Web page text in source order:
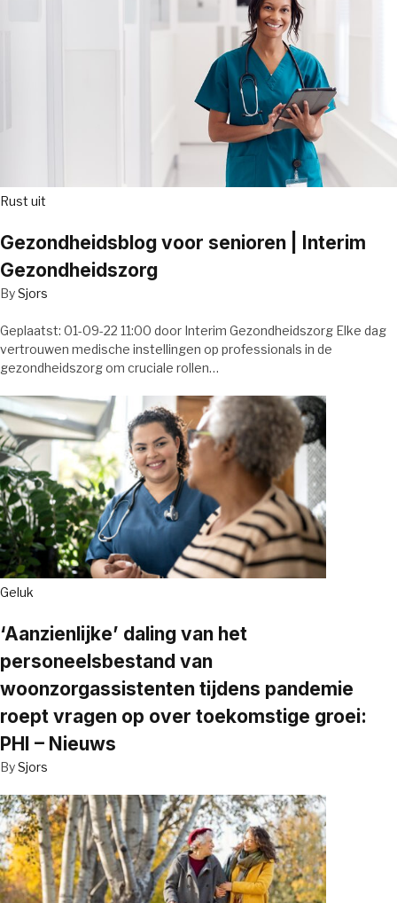
Rust uit
Gezondheidsblog voor senioren | Interim
Gezondheidszorg
BySjors
Geplaatst: 01-09-22 11:00 door Interim Gezondheidszorg Elke dag
vertrouwen medische instellingen op professionals in de
gezondheidszorg om cruciale rollen…
Geluk
‘Aanzienlijke’ daling van het
personeelsbestand van
woonzorgassistenten tijdens pandemie
roept vragen op over toekomstige groei:
PHI – Nieuws
BySjors